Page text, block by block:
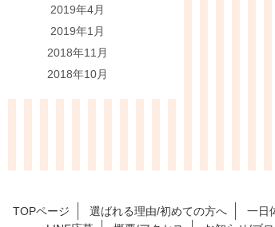
2019年4月
2019年1月
2018年11月
2018年10月
TOPページ 選ばれる理由/初めての方へ 一日